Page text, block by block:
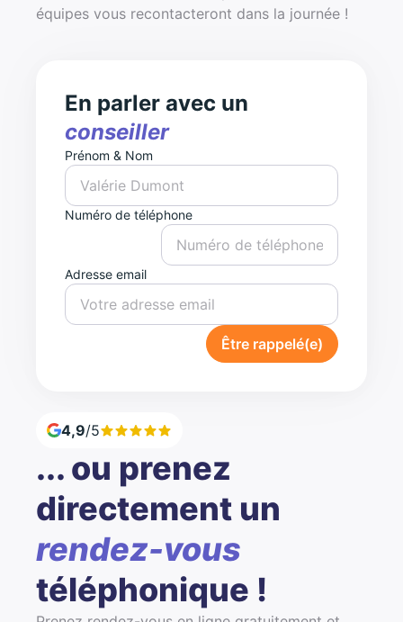
équipes vous recontacteront dans la journée !
En parler avec un
conseiller
Prénom & Nom
Numéro de téléphone
Adresse email
Être rappelé(e)
4,9/5
... ou prenez
directement un
rendez-vous
téléphonique !